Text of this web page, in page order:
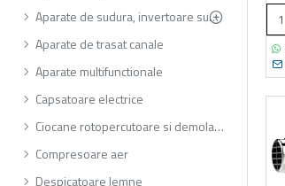
Aparate de sudura, invertoare sudura
Aparate de trasat canale
Aparate multifunctionale
Capsatoare electrice
Ciocane rotopercutoare si demolatoare
Compresoare aer
Despicatoare lemne